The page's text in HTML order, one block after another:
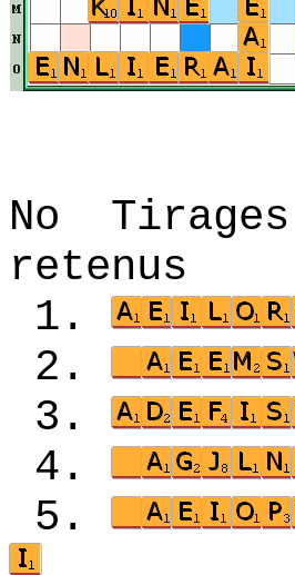
No
retenus
1.
2.
3.
4.
5.